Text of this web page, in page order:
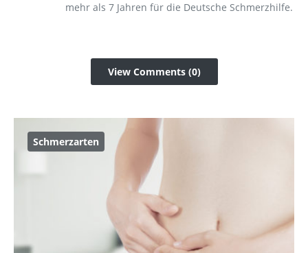
mehr als 7 Jahren für die Deutsche Schmerzhilfe.
View Comments (0)
Schmerzarten